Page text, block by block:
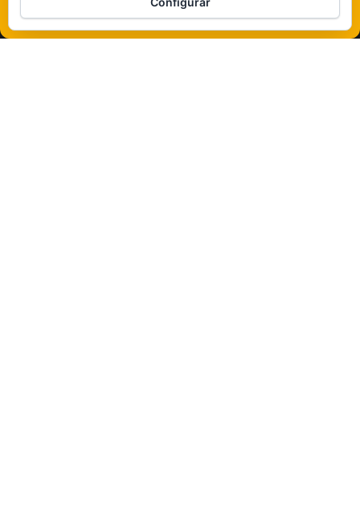
Política de cookies
Funciona gracias aWordPress |Tema:Envo Magazine